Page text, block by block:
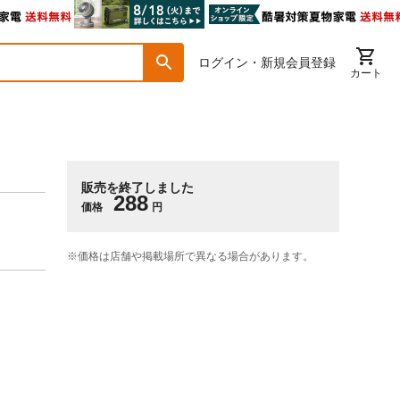
ログイン・新規会員登録
カート
販売を終了しました
価格 288 円
※価格は​店舗や​掲載場所で​異なる​場合が​あります。